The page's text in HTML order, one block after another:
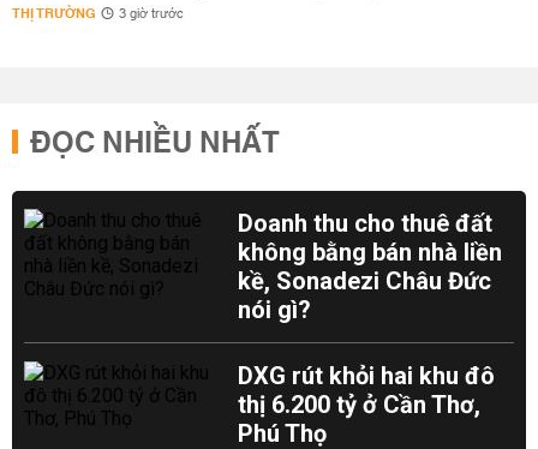
THỊ TRƯỜNG 3 giờ trước
ĐỌC NHIỀU NHẤT
Doanh thu cho thuê đất
không bằng bán nhà liền
kề, Sonadezi Châu Đức
nói gì?
DXG rút khỏi hai khu đô
thị 6.200 tỷ ở Cần Thơ,
Phú Thọ